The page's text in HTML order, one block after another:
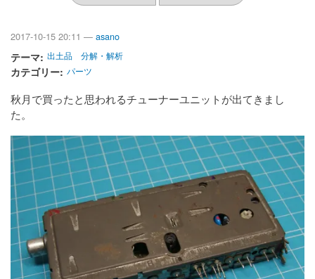
2017-10-15 20:11 — asano
テーマ 出土品 分解・解析
カテゴリー パーツ
秋月で買ったと思われるチューナーユニットが出てきまし
た。